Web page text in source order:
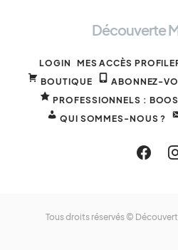
Découverte
LOGIN MES ACCÈS
BOUTIQUE
ABONNEZ-
PROFESSIONNELS :
QUI SOMMES-NOUS ?
Tous droits réservés ©